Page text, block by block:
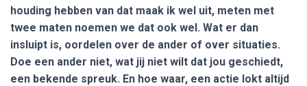
houding hebben van dat maak ik wel uit, meten met
twee maten noemen we dat ook wel. Wat er dan
insluipt is, oordelen over de ander of over situaties.
Doe een ander niet, wat jij niet wilt dat jou geschiedt,
een bekende spreuk. En hoe waar, een actie lokt altijd